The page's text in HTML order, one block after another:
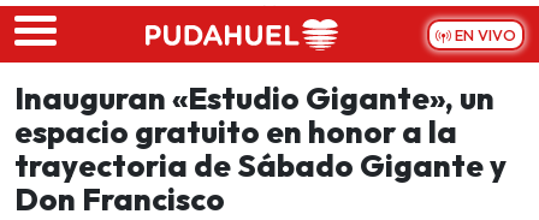
Skip to main content
EN VIVO
Inauguran «Estudio Gigante», un
espacio gratuito en honor a la
trayectoria de Sábado Gigante y
Don Francisco